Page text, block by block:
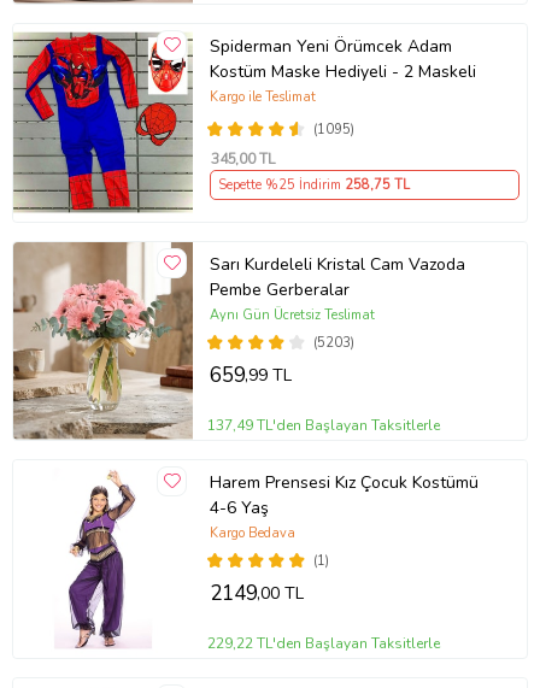
Spiderman Yeni Örümcek Adam
Kostüm Maske Hediyeli - 2 Maskeli
(1095)
Kargo ile Teslimat
345,00 TL
Sepette %25 İndirim 258,75 TL
Sarı Kurdeleli Kristal Cam Vazoda
Pembe Gerberalar
(5203)
Aynı Gün Ücretsiz Teslimat
659,99 TL
137,49 TL'den Başlayan Taksitlerle
Harem Prensesi Kız Çocuk Kostümü
4-6 Yaş
(1)
Kargo Bedava
2149,00 TL
229,22 TL'den Başlayan Taksitlerle